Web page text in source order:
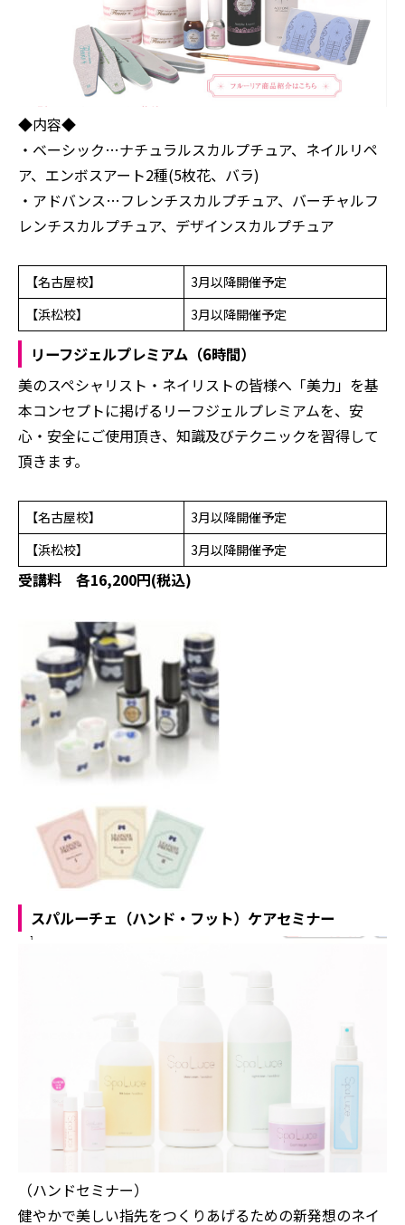
◆内容◆
・ベーシック…ナチュラルスカルプチュア、ネイルリペ
ア、エンボスアート2種(5枚花、バラ)
・アドバンス…フレンチスカルプチュア、バーチャルフ
レンチスカルプチュア、デザインスカルプチュア
【名古屋校】
3月以降開催予定
【浜松校】
3月以降開催予定
リーフジェルプレミアム（6時間）
美のスペシャリスト・ネイリストの皆様へ「美力」を基
本コンセプトに掲げるリーフジェルプレミアムを、安
心・安全にご使用頂き、知識及びテクニックを習得して
頂きます。
【名古屋校】
3月以降開催予定
【浜松校】
3月以降開催予定
受講料 各16,200円(税込)
スパルーチェ（ハンド・フット）ケアセミナー
（ハンドセミナー）
健やかで美しい指先をつくりあげるための新発想のネイ